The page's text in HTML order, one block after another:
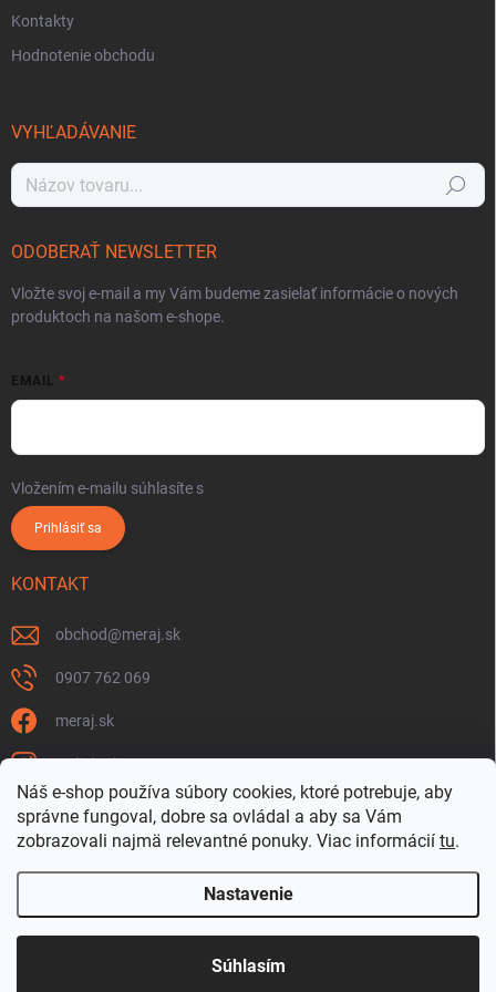
Náš e-shop používa súbory cookies, ktoré potrebuje, aby
správne fungoval, dobre sa ovládal a aby sa Vám
zobrazovali najmä relevantné ponuky. Viac informácií tu.
Nastavenie
Súhlasím
Kontakty
Hodnotenie obchodu
VYHĽADÁVANIE
Hľadať
ODOBERAŤ NEWSLETTER
Vložte svoj e-mail a my Vám budeme zasielať informácie o nových
produktoch na našom e-shope.
EMAIL
Vložením e-mailu súhlasíte s
Prihlásiť sa
KONTAKT
obchod@meraj.sk
0907 762 069
meraj.sk
m_link_sk
https://www.youtube.com/@meraj-sk
@m_link_sk
www.Meraj.sk . Všetky práva vyhradené.